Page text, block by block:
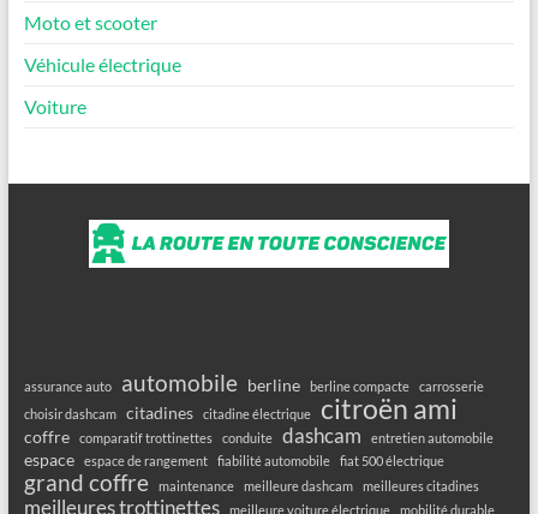
Moto et scooter
Véhicule électrique
Voiture
assurance auto automobile berline berline compacte
carrosserie
choisir dashcam
citadines citadine électrique citroën ami
coffre comparatif trottinettes conduite dashcam entretien automobile
espace espace de rangement fiabilité automobile fiat 500 électrique
grand coffre maintenance meilleure dashcam meilleures citadines
meilleures trottinettes meilleure voiture électrique mobilité durable